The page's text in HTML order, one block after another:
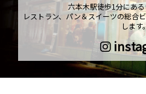
六本木駅徒歩1分にある
レストラン、パン＆スイーツの総合
します